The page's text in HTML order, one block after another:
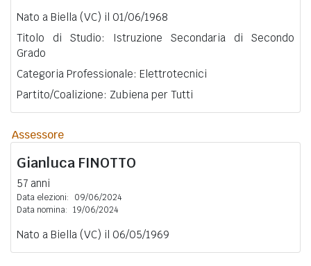
Nato a Biella (VC) il 01/06/1968
Titolo di Studio: Istruzione Secondaria di Secondo
Grado
Categoria Professionale: Elettrotecnici
Partito/Coalizione: Zubiena per Tutti
Assessore
Gianluca FINOTTO
57 anni
Data elezioni:
09/06/2024
Data nomina: 19/06/2024
Nato a Biella (VC) il 06/05/1969